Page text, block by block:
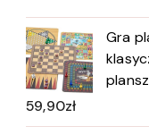
Gra
59,90zł